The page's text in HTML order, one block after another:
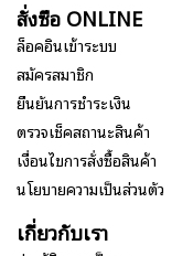
สั่งซื้อ ONLINE
ล็อคอินเข้าระบบ
สมัครสมาชิก
ยืนยันการชำระเงิน
ตรวจเช็คสถานะสินค้า
เงื่อนไขการสั่งซื้อสินค้า
นโยบายความเป็นส่วนตัว
เกี่ยวกับเรา